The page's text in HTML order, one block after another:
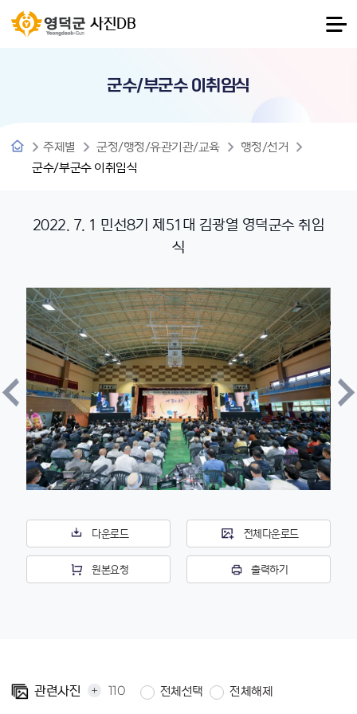
사진DB
군수/부군수 이취임식
주제별 군정/행정/유관기관/교육
행정/선거
군수/부군수 이취임식
2022. 7. 1 민선8기 제51대 김광열 영덕군수 취임
식
다운로드 전체다운로드
원본요청 출력하기
관련사진 + 110 전체선택 전체해제